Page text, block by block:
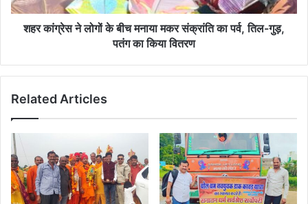
संक्रांति
का
शहर कांग्रेस ने लोगों के बीच मनाया मकर संक्रांति का पर्व, तिल-गुड़,
पतंग का किया वितरण
Related Articles